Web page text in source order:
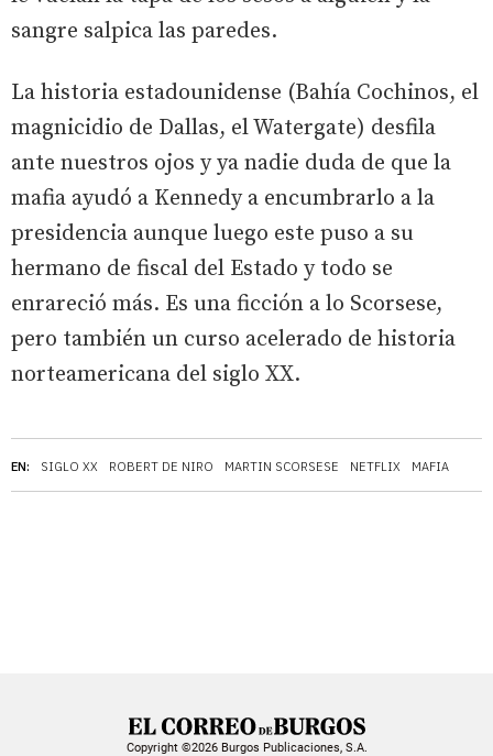
EN: SIGLO XX ROBERT DE NIRO MARTIN SCORSESE NETFLIX MAFIA
sangre salpica las paredes.
La historia estadounidense (Bahía Cochinos, el
magnicidio de Dallas, el Watergate) desfila
ante nuestros ojos y ya nadie duda de que la
mafia ayudó a Kennedy a encumbrarlo a la
presidencia aunque luego este puso a su
hermano de fiscal del Estado y todo se
enrareció más. Es una ficción a lo Scorsese,
pero también un curso acelerado de historia
norteamericana del siglo XX.
Copyright ©2026 Burgos Publicaciones, S.A.